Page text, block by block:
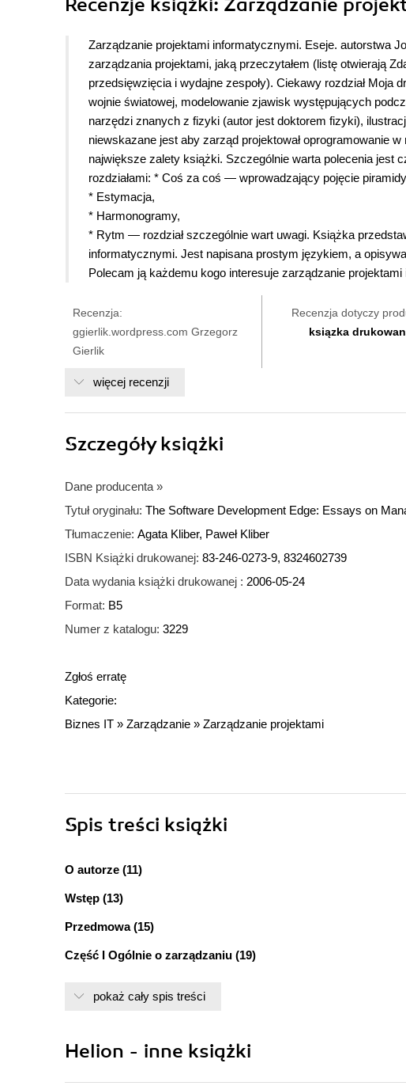
Recenzje książki: Zarządzanie
Zarządzanie projektami informatycznymi. Eseje. autorstwa
zarządzania projektami, jaką przeczytałem (listę otwierają
przedsięwzięcia i wydajne zespoły). Ciekawy rozdział Moja
wojnie światowej, modelowanie zjawisk występujących
narzędzi znanych z fizyki (autor jest doktorem fizyki),
niewskazane jest aby zarząd projektował oprogramowanie
największe zalety książki. Szczególnie warta polecenia
rozdziałami: * Coś za coś — wprowadzający pojęcie
* Estymacja,
* Harmonogramy,
* Rytm — rozdział szczególnie wart uwagi. Książka
informatycznymi. Jest napisana prostym językiem, a
Polecam ją każdemu kogo interesuje zarządzanie
Recenzja:
ggierlik.wordpress.com Grzegorz
Gierlik
Recenzja dotyczy
ksiązka
więcej recenzji
Szczegółyksiążki
Dane producenta »
Tytuł oryginału: The Software Development Edge: Essays on
Tłumaczenie: Agata Kliber, Paweł Kliber
ISBN Książki drukowanej: 83-246-0273-9, 8324602739
Data wydania książki drukowanej : 2006-05-24
Format: B5
Numer z katalogu: 3229
Zgłoś erratę
Kategorie:
Biznes IT » Zarządzanie » Zarządzanie projektami
Spis treści książki
O autorze (11)
Wstęp (13)
Przedmowa (15)
Część I Ogólnie o zarządzaniu (19)
Dlaczego potrzebne jest dobre oprogramowanie? (22)
Odbiorcy (24)
Przyrostowe rozwiązywanie problemów na zegarze (25)
pokaż cały spis treści
Helion - inne książki